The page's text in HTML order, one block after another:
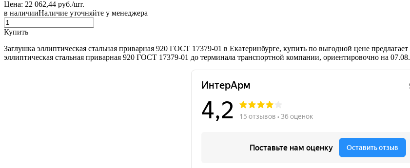
Цена: 22 062,44 руб./шт.
в наличииНаличие уточняйте у менеджера
Купить
Заглушка эллиптическая стальная приварная 920 ГОСТ 17379-01 в Екатеринбурге, купить по выгодной цене
эллиптическая стальная приварная 920 ГОСТ 17379-01 до терминала транспортной компании, ориентировочно на